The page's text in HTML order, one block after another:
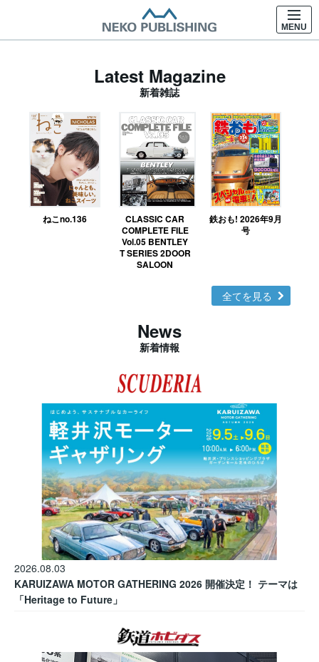
MENU
Latest Magazine
新着雑誌
ねこno.136
CLASSIC CAR
COMPLETE FILE
Vol.05 BENTLEY
T SERIES 2DOOR
SALOON
鉄おも! 2026年9月
号
全てを見る
News
新着情報
2026.08.03
KARUIZAWA MOTOR GATHERING 2026 開催決定！ テーマは
「Heritage to Future」